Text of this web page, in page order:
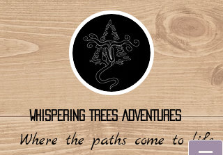
WHISPERING TREES ADVENTURES
Where the paths come to life